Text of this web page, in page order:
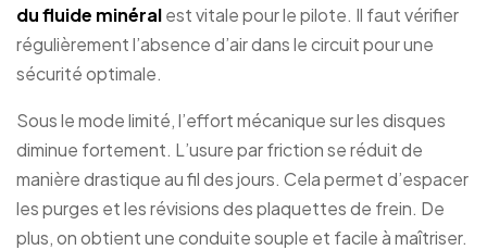
du fluide minéralest vitale pour le pilote. Il faut vérifier
régulièrement l’absence d’air dans le circuit pour une
sécurité optimale.
Sous le mode limité, l’effort mécanique sur les disques
diminue fortement. L’usure par friction se réduit de
manière drastique au fil des jours. Cela permet d’espacer
les purges et les révisions des plaquettes de frein. De
plus, on obtient une conduite souple et facile à maîtriser.